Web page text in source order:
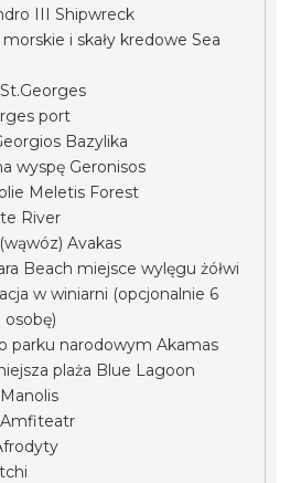
III Shipwreck
morskie i skały kredowe Sea
port
Bazylika
wyspę Geronisos
Meletis Forest
River
Avakas
Beach miejsce wylęgu żółwi
w winiarni (opcjonalnie 6
osobę)
parku narodowym Akamas
plaża Blue Lagoon